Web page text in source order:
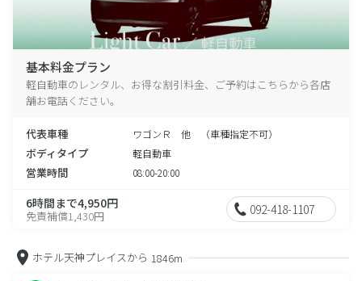
基本料金プラン
軽自動車のレンタル、お得な割引料金、ご予約はこちらから各店
舗お電話ください。
代表車種 ワゴンＲ 他 （車種指定不可）
ボディタイプ 軽自動車
営業時間 08:00-20:00
6時間まで4,950円
免責補償1,430円 092-418-1107
ホテル天神プレイスから 1846m